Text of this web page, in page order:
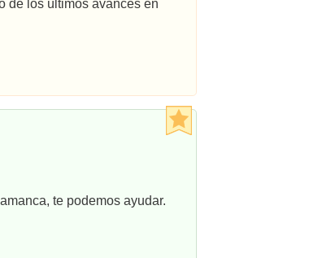
de los últimos avances en
te podemos ayudar.